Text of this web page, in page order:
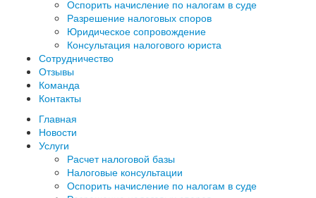
Оспорить начисление по налогам в суде
Разрешение налоговых споров
Юридическое сопровождение
Консультация налогового юриста
Сотрудничество
Отзывы
Команда
Контакты
Главная
Новости
Услуги
Расчет налоговой базы
Налоговые консультации
Оспорить начисление по налогам в суде